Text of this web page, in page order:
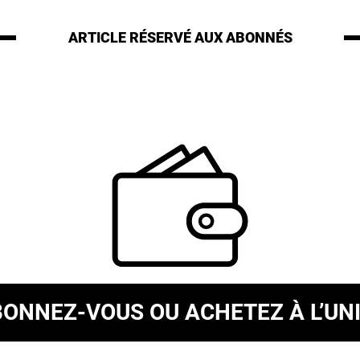
ARTICLE RÉSERVÉAUX ABONNÉS
VOUS OU ACHETEZ À